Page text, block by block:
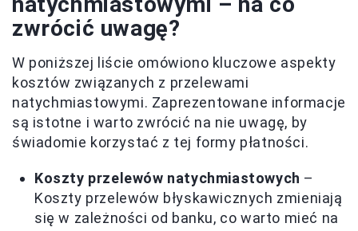
zwrócić uwagę?
W poniższej liście omówiono kluczowe aspekty
kosztów związanych z przelewami
natychmiastowymi. Zaprezentowane informacje
są istotne i warto zwrócić na nie uwagę, by
świadomie korzystać z tej formy płatności.
Koszty przelewów natychmiastowych –
Koszty przelewów błyskawicznych zmieniają
się w zależności od banku, co warto mieć na